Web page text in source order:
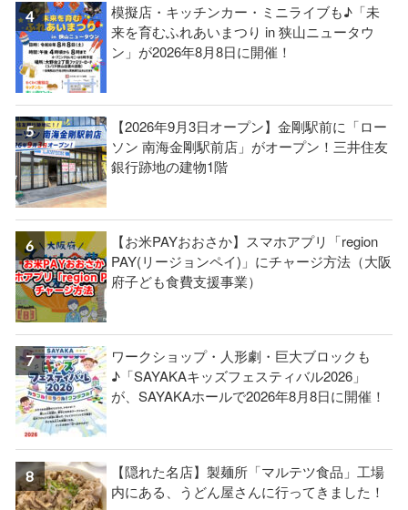
模擬店・キッチンカー・ミニライブも♪「未
来を育むふれあいまつり in 狭山ニュータウ
ン」が2026年8月8日に開催！
【2026年9月3日オープン】金剛駅前に「ロー
ソン 南海金剛駅前店」がオープン！三井住友
銀行跡地の建物1階
【お米PAYおおさか】スマホアプリ「region
PAY(リージョンペイ)」にチャージ方法（大阪
府子ども食費支援事業）
ワークショップ・人形劇・巨大ブロックも
♪「SAYAKAキッズフェスティバル2026」
が、SAYAKAホールで2026年8月8日に開催！
【隠れた名店】製麺所「マルテツ食品」工場
内にある、うどん屋さんに行ってきました！